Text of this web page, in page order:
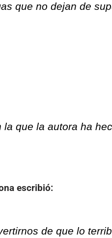
que no dejan de
que la autora ha
escribió:
de que lo